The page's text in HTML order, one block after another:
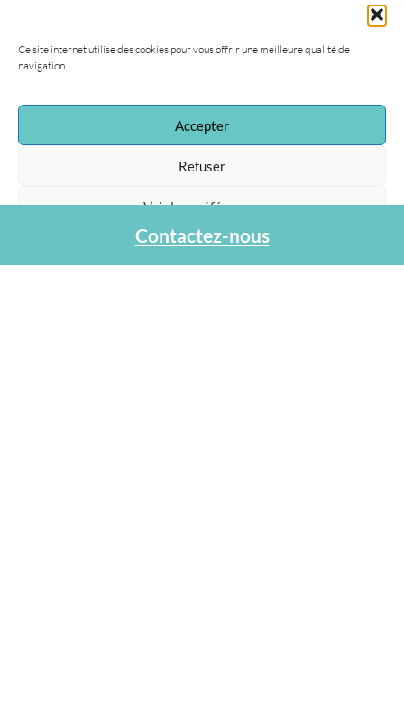
Ce site internet utilise des cookies pour vous offrir une meilleure qualité de
navigation.
Accepter
Refuser
Voir les préférences
Protection des données personnelles
Association Agapa
47, rue de la Procession
Tel : 01 40 45 06 36
Contactez-nous